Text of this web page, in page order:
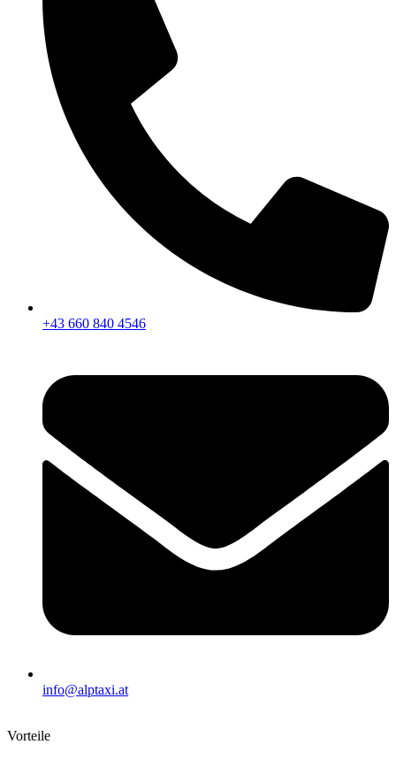
+43 660 840 4546
info@alptaxi.at
Vorteile